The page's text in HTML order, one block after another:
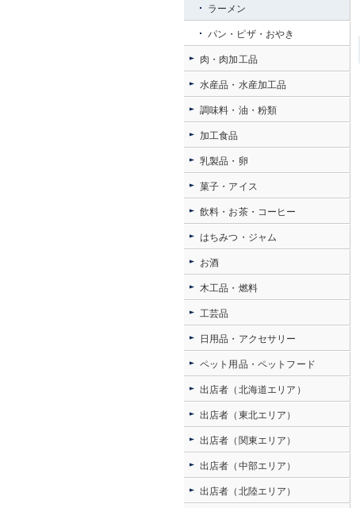
ラーメン
パン・ピザ・おやき
肉・肉加工品
水産品・水産加工品
調味料・油・粉類
加工食品
乳製品・卵
菓子・アイス
飲料・お茶・コーヒー
はちみつ・ジャム
お酒
木工品・燃料
工芸品
日用品・アクセサリー
ペット用品・ペットフード
出店者（北海道エリア）
出店者（東北エリア）
出店者（関東エリア）
出店者（中部エリア）
出店者（北陸エリア）